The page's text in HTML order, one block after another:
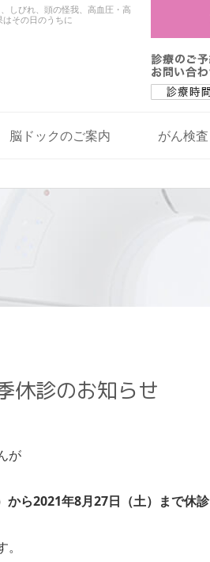
しびれ、頭の怪我、高血圧・高
その日のうちに
脳ドックのご案内 がん検査
休診のお知らせ
が
から2021年8月27日（土）まで休診